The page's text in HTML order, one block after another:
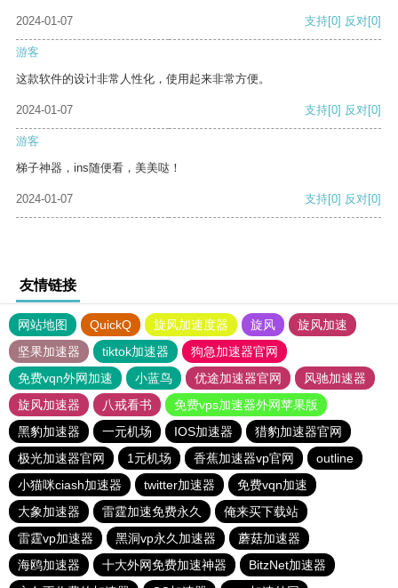
2024-01-07 支持[0] 反对[0]
游客
这款软件的设计非常人性化，使用起来非常方便。
2024-01-07 支持[0] 反对[0]
游客
梯子神器，ins随便看，美美哒！
2024-01-07 支持[0] 反对[0]
友情链接
网站地图 QuickQ 旋风加速度器 旋风
旋风加速
坚果加速器
tiktok加速器
狗急加速器官网
免费vqn外网加速
小蓝鸟 优途加速器官网
风驰加速器
旋风加速器
八戒看书
免费vps加速器外网苹果版
黑豹加速器
一元机场 IOS加速器
猎豹加速器官网
极光加速器官网
1元机场 香蕉加速器vp官网
outline
小猫咪ciash加速器
twitter加速器
免费vqn加速
大象加速器
雷霆加速免费永久
俺来买下载站
雷霆vp加速器
黑洞vp永久加速器
蘑菇加速器
海鸥加速器
十大外网免费加速神器
BitzNet加速器